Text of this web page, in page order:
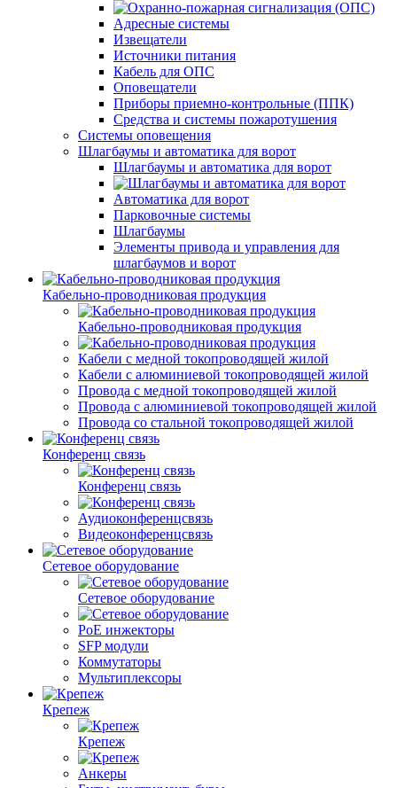
Адресные системы
Извещатели
Источники питания
Кабель для ОПС
Оповещатели
Приборы приемно-контрольные (ППК)
Средства и системы пожаротушения
Системы оповещения
Шлагбаумы и автоматика для ворот
Шлагбаумы и автоматика для ворот
Автоматика для ворот
Парковочные системы
Шлагбаумы
Элементы привода и управления для
шлагбаумов и ворот
Кабельно-проводниковая продукция
Кабельно-проводниковая продукция
Кабели с медной токопроводящей жилой
Кабели с алюминиевой токопроводящей жилой
Провода с медной токопроводящей жилой
Провода с алюминиевой токопроводящей жилой
Провода со стальной токопроводящей жилой
Конференц связь
Конференц связь
Аудиоконференцсвязь
Видеоконференцсвязь
Сетевое оборудование
Сетевое оборудование
PoE инжекторы
SFP модули
Коммутаторы
Мультиплексоры
Крепеж
Крепеж
Анкеры